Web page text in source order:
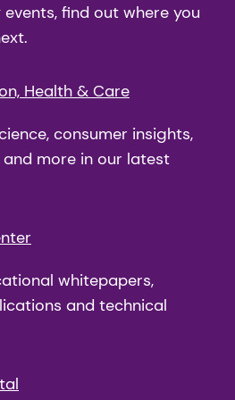
find out where you
Health & Care
consumer insights,
more in our latest
whitepapers,
and technical